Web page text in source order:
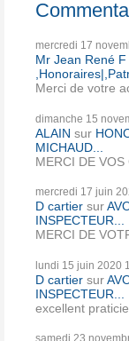
mercredi 17
Mr Jean René F
Merci de votre
dimanche 15
ALAIN sur
MICHAUD...
MERCI DE
mercredi 17 juin
D cartier sur
INSPECTEUR...
MERCI DE
lundi 15 juin 2020
D cartier sur
INSPECTEUR...
excellent
samedi 23